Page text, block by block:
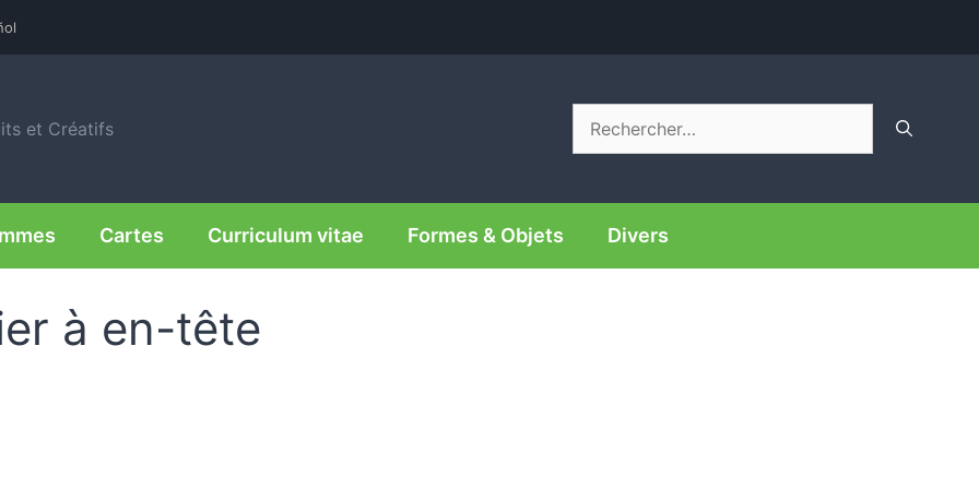
et Créatifs
Cartes Curriculum vitae Formes & Objets Divers
à en-tête